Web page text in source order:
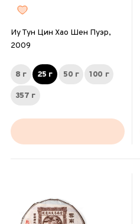
Иу Тун Цин Хао Шен Пуэр,
2009
8 г 25 г 50 г 100 г
357 г